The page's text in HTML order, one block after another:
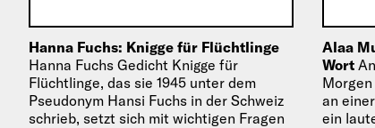
Hanna Fuchs: Knigge für Flüchtlinge
Hanna Fuchs Gedicht Knigge für
Flüchtlinge, das sie 1945 unter dem
Pseudonym Hansi Fuchs in der Schweiz
schrieb, setzt sich mit wichtigen Fragen
Alaa
Wort
an
ein